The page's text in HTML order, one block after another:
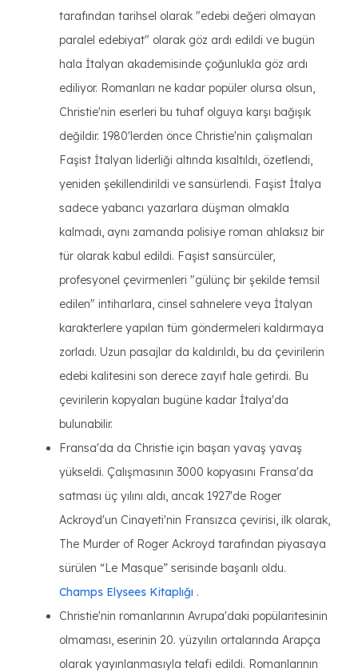
tarafından tarihsel olarak "edebi değeri olmayan
paralel edebiyat" olarak göz ardı edildi ve bugün
hala İtalyan akademisinde çoğunlukla göz ardı
ediliyor. Romanları ne kadar popüler olursa olsun,
Christie'nin eserleri bu tuhaf olguya karşı bağışık
değildir. 1980'lerden önce Christie'nin çalışmaları
Faşist İtalyan liderliği altında kısaltıldı, özetlendi,
yeniden şekillendirildi ve sansürlendi. Faşist İtalya
sadece yabancı yazarlara düşman olmakla
kalmadı, aynı zamanda polisiye roman ahlaksız bir
tür olarak kabul edildi. Faşist sansürcüler,
profesyonel çevirmenleri "gülünç bir şekilde temsil
edilen" intiharlara, cinsel sahnelere veya İtalyan
karakterlere yapılan tüm göndermeleri kaldırmaya
zorladı. Uzun pasajlar da kaldırıldı, bu da çevirilerin
edebi kalitesini son derece zayıf hale getirdi. Bu
çevirilerin kopyaları bugüne kadar İtalya'da
bulunabilir.
Fransa'da da Christie için başarı yavaş yavaş
yükseldi. Çalışmasının 3000 kopyasını Fransa'da
satması üç yılını aldı, ancak 1927'de Roger
Ackroyd'un Cinayeti'nin Fransızca çevirisi, ilk olarak,
The Murder of Roger Ackroyd tarafından piyasaya
sürülen “Le Masque” serisinde başarılı oldu.
Champs Elysees Kitaplığı .
Christie'nin romanlarının Avrupa'daki popülaritesinin
olmaması, eserinin 20. yüzyılın ortalarında Arapça
olarak yayınlanmasıyla telafi edildi. Romanlarının